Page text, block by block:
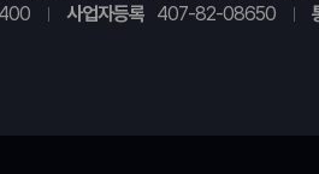
사업자등록 407-82-08650